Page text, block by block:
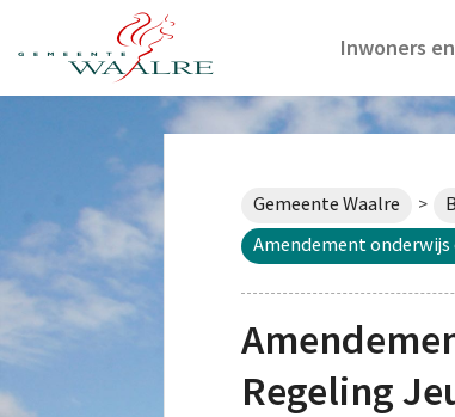
Inwoners
Gemeente Waalre >
Amendement onderwijs
Regeling